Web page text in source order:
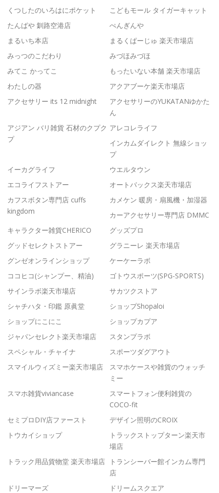
くつしたのいろはにポケット
こどもモール タイガーキャット
たんばや 釧路空港店
ぺんぎんや
まるいち本店
まるくぱーじゅ 楽天市場店
みっつのこだわり
みづほみづほ
みてこ かってこ
もったいない本舗 楽天市場店
わたしの器
アクアブーケ楽天市場店
アクセサリー its 12 midnight
アクセサリーのYUKATANゆかた
ん
アジアン バリ雑貨 石材のクプク
プ
アレコレライフ
インカムダイレクト 無線ショッ
プ
イーカグライフ
ウエルタウン
エコライフストアー
オートバックス楽天市場店
カフスボタン専門店 cuffs
kingdom
カメケン 暖房・扇風機・加湿器
カーアクセサリー専門店 DMMC
キャラクター雑貨CHERICO
グッズプロ
グッドセレクトストアー
グラニーレ 楽天市場店
グンゼオンラインショップ
ケーケーラボ
ココヒコ(シャンプー、精油)
ゴトウスポーツ(SPG-SPORTS)
サインラボ楽天市場店
サカツクストア
シャチハタ・印鑑 原眞堂
ショップShopaloi
ショップにこにこ
ショップカプア
ジャパンセレクト楽天市場店
スタンプラボ
スペシャル・チャイナ
スポーツダグアウト
スマイルウィズミー楽天市場店
スマホケースや雑貨のウォッチ
ミー
スマホ雑貨viviancase
スマートフォン便利雑貨の
COCO-fit
セミプロDIY店ファースト
デザイン照明のCROIX
トウカイショップ
トラックストップターン楽天市
場店
トラック用品貨物堂 楽天市場店
トランシーバー館インカム専門
店
ドリーマーズ
ドリームスクエア